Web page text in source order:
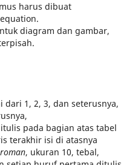
harus dibuat
diagram dan gambar,
dari 1, 2, 3, dan seterusnya,
pada bagian atas tabel
terakhir isi di atasnya
, ukuran 10, tebal,